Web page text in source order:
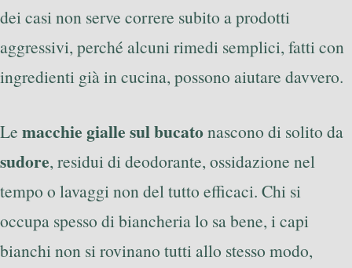
dei casi non serve correre subito a prodotti
aggressivi, perché alcuni rimedi semplici, fatti con
ingredienti già in cucina, possono aiutare davvero.
Le macchie gialle sul bucatonascono di solito da
sudore, residui di deodorante, ossidazione nel
tempo o lavaggi non del tutto efficaci. Chi si
occupa spesso di biancheria lo sa bene, i capi
bianchi non si rovinano tutti allo stesso modo,